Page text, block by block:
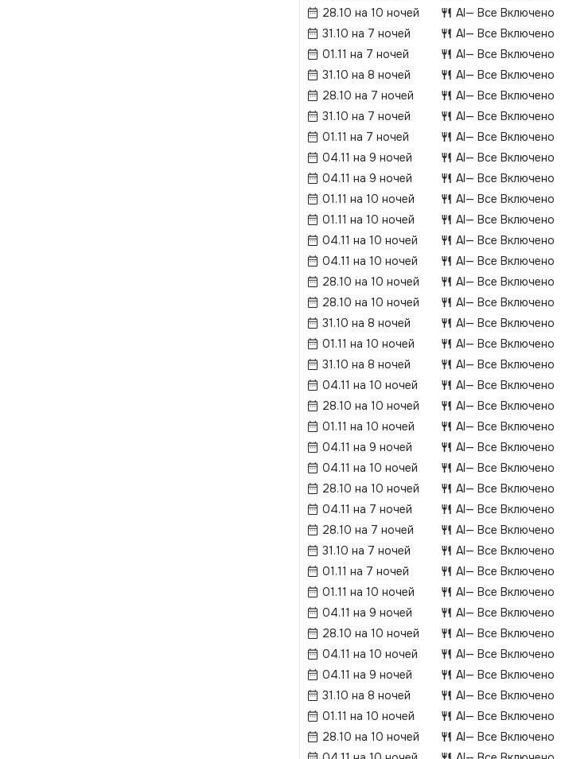
28.10 на 10 ночей
AI— Все Включено
31.10 на 7 ночей
AI— Все Включено
01.11 на 7 ночей
AI— Все Включено
31.10 на 8 ночей
AI— Все Включено
28.10 на 7 ночей
AI— Все Включено
31.10 на 7 ночей
AI— Все Включено
01.11 на 7 ночей
AI— Все Включено
04.11 на 9 ночей
AI— Все Включено
04.11 на 9 ночей
AI— Все Включено
01.11 на 10 ночей
AI— Все Включено
01.11 на 10 ночей
AI— Все Включено
04.11 на 10 ночей
AI— Все Включено
04.11 на 10 ночей
AI— Все Включено
28.10 на 10 ночей
AI— Все Включено
28.10 на 10 ночей
AI— Все Включено
31.10 на 8 ночей
AI— Все Включено
01.11 на 10 ночей
AI— Все Включено
31.10 на 8 ночей
AI— Все Включено
04.11 на 10 ночей
AI— Все Включено
28.10 на 10 ночей
AI— Все Включено
01.11 на 10 ночей
AI— Все Включено
04.11 на 9 ночей
AI— Все Включено
04.11 на 10 ночей
AI— Все Включено
28.10 на 10 ночей
AI— Все Включено
04.11 на 7 ночей
AI— Все Включено
28.10 на 7 ночей
AI— Все Включено
31.10 на 7 ночей
AI— Все Включено
01.11 на 7 ночей
AI— Все Включено
01.11 на 10 ночей
AI— Все Включено
04.11 на 9 ночей
AI— Все Включено
28.10 на 10 ночей
AI— Все Включено
04.11 на 10 ночей
AI— Все Включено
04.11 на 9 ночей
AI— Все Включено
31.10 на 8 ночей
AI— Все Включено
01.11 на 10 ночей
AI— Все Включено
28.10 на 10 ночей
AI— Все Включено